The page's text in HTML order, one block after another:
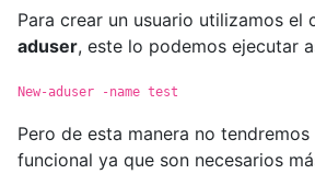
Para crear un usuario utilizamos el
aduser, este lo podemos ejecutar
New-aduser -name test
Pero de esta manera no tendremos
funcional ya que son necesarios